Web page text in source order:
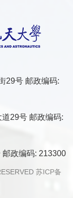
29号 邮政编码:
29号 邮政编码:
政编码: 213300
苏ICP备